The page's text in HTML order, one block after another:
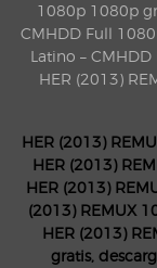
1080p 1080p
CMHDD Full
Latino –
HER (2013)
HER (2013)
HER (2013)
HER (2013)
(2013) REMUX
HER (2013)
gratis,